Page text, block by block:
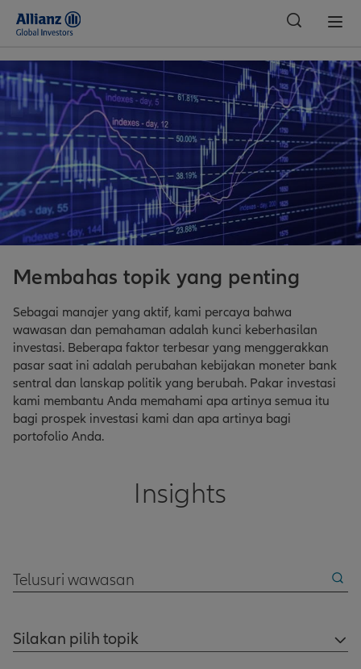
Indonesia
Membahas topik yang penting
Sebagai manajer yang aktif, kami percaya bahwa
wawasan dan pemahaman adalah kunci keberhasilan
investasi. Beberapa faktor terbesar yang menggerakkan
pasar saat ini adalah perubahan kebijakan moneter bank
sentral dan lanskap politik yang berubah. Pakar investasi
kami membantu Anda memahami apa artinya semua itu
bagi prospek investasi kami dan apa artinya bagi
portofolio Anda.
Insights
Telusuri wawasan
Silakan pilih topik